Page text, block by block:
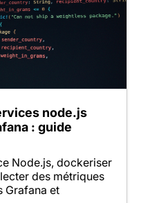
node.js
: guide
Node.js, dockeriser
des métriques
Grafana et